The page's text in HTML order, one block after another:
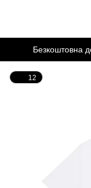
Безкоштовна
12